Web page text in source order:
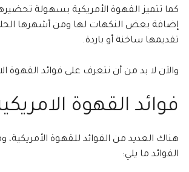
كما تتميز القهوة الأمريكية بسهولة
إضافة بعض النكهات لها ومن أشهرها
تقديمها ساخنة أو باردة.
والآن لا بد من أن نتعرف على فوائد القهوة
فوائد القهوة
هناك العديد من الفوائد للقهوة
الفوائد ما يلي: